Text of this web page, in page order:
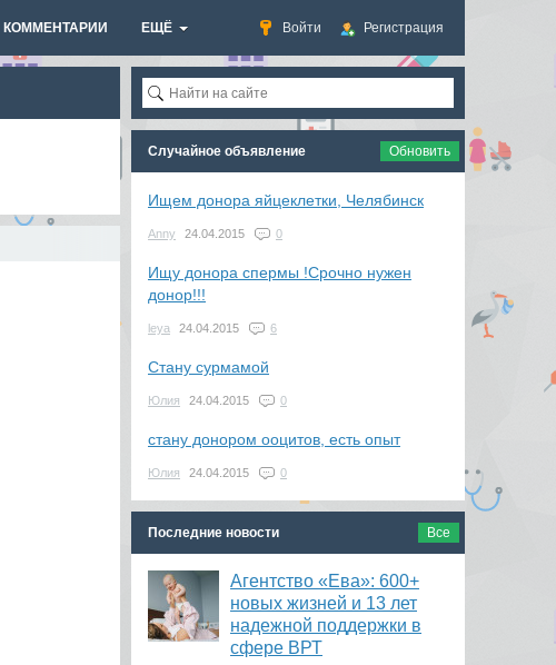
Войти Регистрация
КОММЕНТАРИИ ЕЩЁ
Случайное объявление Обновить
Ищем донора яйцеклетки, Челябинск
Anny 24.04.2015 0
Ищу донора спермы !Срочно нужен
донор!!!
leya 24.04.2015 6
Стану сурмамой
Юлия 24.04.2015 0
стану донором ооцитов, есть опыт
Юлия 24.04.2015 0
Последние новости Все
Агентство «Ева»: 600+
новых жизней и 13 лет
надежной поддержки в
сфере ВРТ